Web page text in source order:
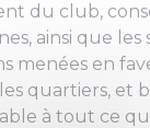
du club,
ainsi que les
menées en
quartiers, et
à tout ce